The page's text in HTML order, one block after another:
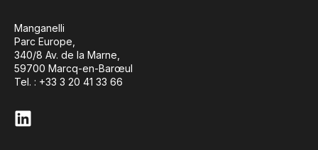
Manganelli
Parc Europe,
340/8 Av. de la Marne,
59700 Marcq-en-Barœul
Tel. : +33 3 20 41 33 66